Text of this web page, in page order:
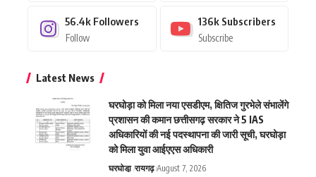
56.4k Followers
Follow
136k Subscribers
Subscribe
Latest News
घरघोड़ा को मिला नया एसडीएम, क्षितिज गुरभेले संभालेंगे
प्रशासन की कमान छत्तीसगढ़ सरकार ने 5 IAS
अधिकारियों की नई पदस्थापना की जारी सूची, घरघोड़ा
को मिला युवा आईएएस अधिकारी
घरघोडा़ रायगढ़ August 7, 2026